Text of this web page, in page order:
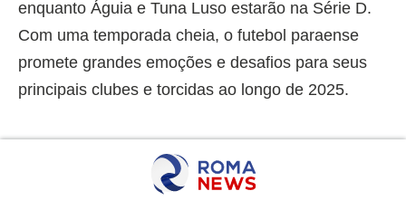
enquanto Águia e Tuna Luso estarão na Série D.
Com uma temporada cheia, o futebol paraense
promete grandes emoções e desafios para seus
principais clubes e torcidas ao longo de 2025.